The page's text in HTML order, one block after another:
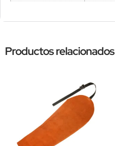
Productos relacionados